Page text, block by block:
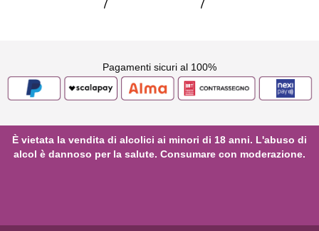
Pagamenti sicuri al 100%
È vietata la vendita di alcolici ai minori di 18 anni. L'abuso di
alcol è dannoso per la salute. Consumare con moderazione.